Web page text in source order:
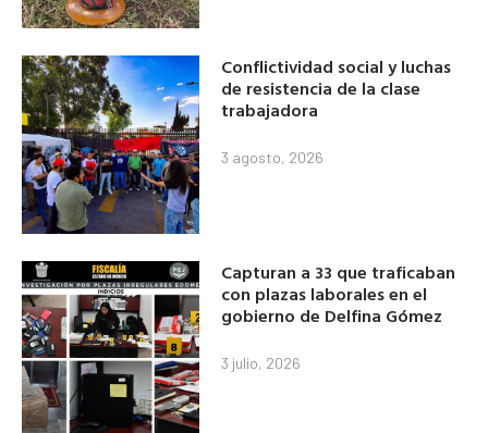
Conflictividad social y luchas
de resistencia de la clase
trabajadora
3 agosto, 2026
Capturan a 33 que traficaban
con plazas laborales en el
gobierno de Delfina Gómez
3 julio, 2026